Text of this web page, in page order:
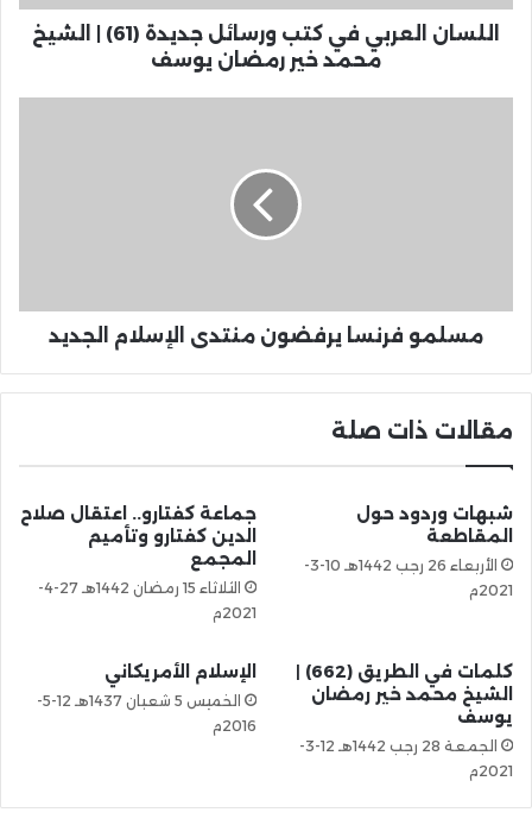
اللسان العربي في كتب ورسائل جديدة (61) | الشيخ
محمد خير رمضان يوسف
مسلمو فرنسا يرفضون منتدى الإسلام الجديد
مقالات ذات صلة
شبهات وردود حول
المقاطعة
الأربعاء 26 رجب 1442هـ 10-3-
2021م
جماعة كفتارو.. اعتقال صلاح
الدين كفتارو وتأميم
المجمع
الثلاثاء 15 رمضان 1442هـ 27-4-
2021م
كلمات في الطريق (662) |
الشيخ محمد خير رمضان
يوسف
الجمعة 28 رجب 1442هـ 12-3-
2021م
الإسلام الأمريكاني
الخميس 5 شعبان 1437هـ 12-5-
2016م